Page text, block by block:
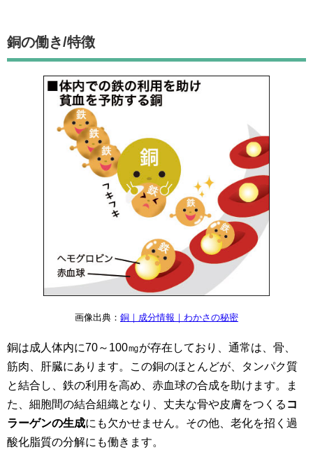
銅の働き/特徴
画像出典： 銅｜成分情報｜わかさの秘密
銅は成人体内に70～100㎎が存在しており、通常は、骨、
筋肉、肝臓にあります。この銅のほとんどが、タンパク質
と結合し、鉄の利用を高め、赤血球の合成を助けます。ま
た、細胞間の結合組織となり、丈夫な骨や皮膚をつくる コ
ラーゲンの生成にも欠かせません。その他、老化を招く過
酸化脂質の分解にも働きます。